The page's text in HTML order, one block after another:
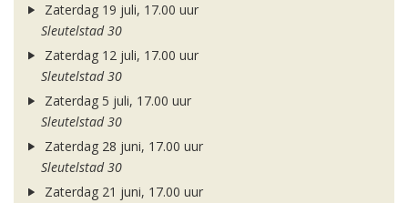
Zaterdag 19 juli, 17.00 uur
Sleutelstad 30
Zaterdag 12 juli, 17.00 uur
Sleutelstad 30
Zaterdag 5 juli, 17.00 uur
Sleutelstad 30
Zaterdag 28 juni, 17.00 uur
Sleutelstad 30
Zaterdag 21 juni, 17.00 uur